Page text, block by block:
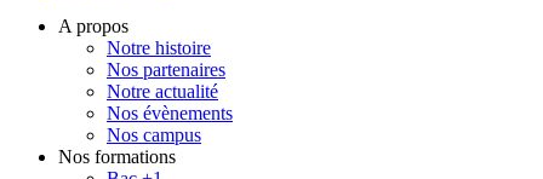
A propos
Notre histoire
Nos partenaires
Notre actualité
Nos évènements
Nos campus
Nos formations